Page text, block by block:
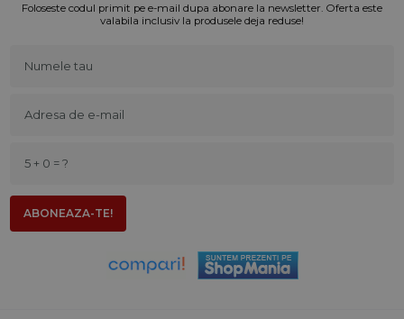
Foloseste codul primit pe e-mail dupa abonare la newsletter. Oferta este
valabila inclusiv la produsele deja reduse!